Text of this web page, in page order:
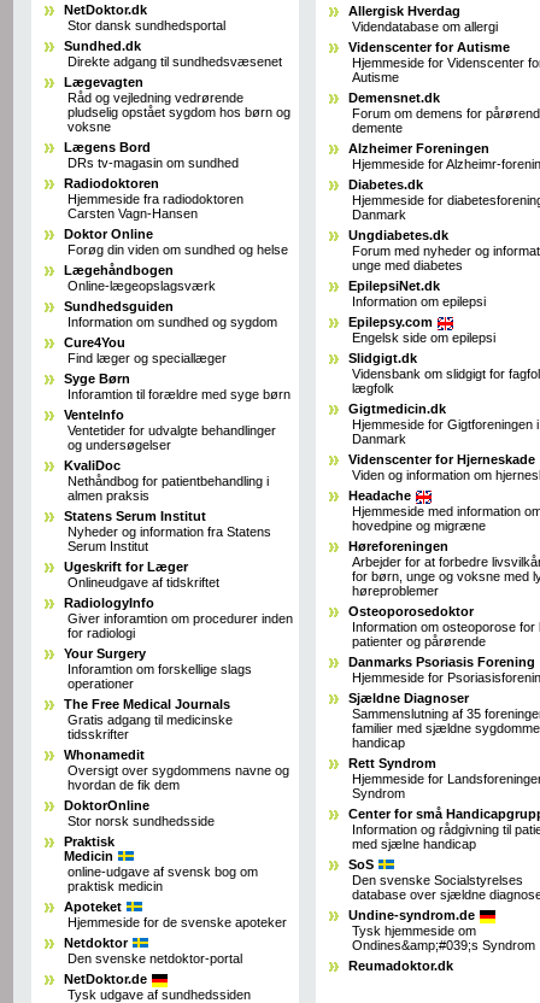
NetDoktor.dk
Stor dansk sundhedsportal
Sundhed.dk
Direkte adgang til sundhedsvæsenet
Lægevagten
Råd og vejledning vedrørende
pludselig opstået sygdom hos børn og
voksne
Lægens Bord
DRs tv-magasin om sundhed
Radiodoktoren
Hjemmeside fra radiodoktoren
Carsten Vagn-Hansen
Doktor Online
Forøg din viden om sundhed og helse
Lægehåndbogen
Online-lægeopslagsværk
Sundhedsguiden
Information om sundhed og sygdom
Cure4You
Find læger og speciallæger
Syge Børn
Inforamtion til forældre med syge børn
VenteInfo
Ventetider for udvalgte behandlinger
og undersøgelser
KvaliDoc
Nethåndbog for patientbehandling i
almen praksis
Statens Serum Institut
Nyheder og information fra Statens
Serum Institut
Ugeskrift for Læger
Onlineudgave af tidskriftet
RadiologyInfo
Giver inforamtion om procedurer inden
for radiologi
Your Surgery
Inforamtion om forskellige slags
operationer
The Free Medical Journals
Gratis adgang til medicinske
tidsskrifter
Whonamedit
Oversigt over sygdommens navne og
hvordan de fik dem
DoktorOnline
Stor norsk sundhedsside
Praktisk
Medicin
online-udgave af svensk bog om
praktisk medicin
Apoteket
Hjemmeside for de svenske apoteker
Netdoktor
Den svenske netdoktor-portal
NetDoktor.de
Tysk udgave af sundhedssiden
Allergisk Hverdag
Videndatabase om allergi
Videnscenter for Autisme
Hjemmeside for Videnscenter
Autisme
Demensnet.dk
Forum om demens for
demente
Alzheimer Foreningen
Hjemmeside for Alzheimr-
Diabetes.dk
Hjemmeside for
Danmark
Ungdiabetes.dk
Forum med nyheder og
unge med diabetes
EpilepsiNet.dk
Information om epilepsi
Epilepsy.com
Engelsk side om epilepsi
Slidgigt.dk
Vidensbank om slidgigt for
lægfolk
Gigtmedicin.dk
Hjemmeside for Gigtforeningen i
Danmark
Videnscenter for Hjerneskade
Viden og information om
Headache
Hjemmeside med information
hovedpine og migræne
Høreforeningen
Arbejder for at forbedre
for børn, unge og voksne med
høreproblemer
Osteoporosedoktor
Information om osteoporose
patienter og pårørende
Danmarks Psoriasis Forening
Hjemmeside for
Sjældne Diagnoser
Sammenslutning af 35
familier med sjældne
handicap
Rett Syndrom
Hjemmeside for
Syndrom
Center for små
Information og rådgivning til
med sjælne handicap
SoS
Den svenske Socialstyrelses
database over sjældne
Undine-syndrom.de
Tysk hjemmeside om
Ondines&amp;#039;s Syndrom
Reumadoktor.dk